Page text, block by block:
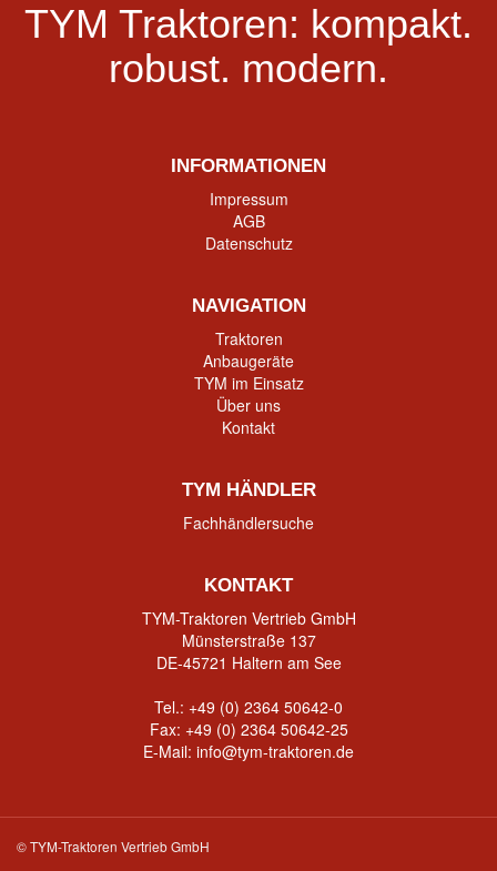
TYM Traktoren: kompakt.
robust. modern.
INFORMATIONEN
Impressum
AGB
Datenschutz
NAVIGATION
Traktoren
Anbaugeräte
TYM im Einsatz
Über uns
Kontakt
TYM HÄNDLER
Fachhändlersuche
KONTAKT
TYM-Traktoren Vertrieb GmbH
Münsterstraße 137
DE-45721 Haltern am See
Tel.: +49 (0) 2364 50642-0
Fax: +49 (0) 2364 50642-25
E-Mail: info@tym-traktoren.de
© TYM-Traktoren Vertrieb GmbH